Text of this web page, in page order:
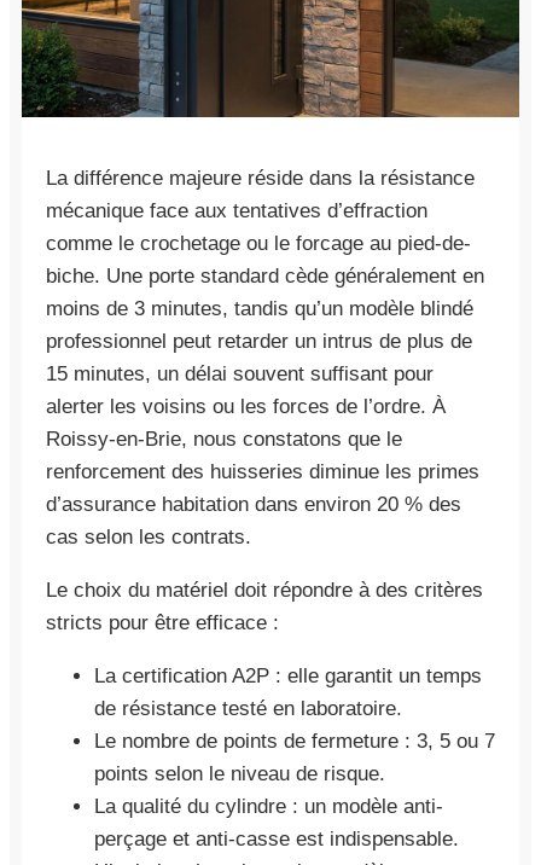
La différence majeure réside dans la résistance
mécanique face aux tentatives d’effraction
comme le crochetage ou le forcage au pied-de-
biche. Une porte standard cède généralement en
moins de 3 minutes, tandis qu’un modèle blindé
professionnel peut retarder un intrus de plus de
15 minutes, un délai souvent suffisant pour
alerter les voisins ou les forces de l’ordre. À
Roissy-en-Brie, nous constatons que le
renforcement des huisseries diminue les primes
d’assurance habitation dans environ 20 % des
cas selon les contrats.
Le choix du matériel doit répondre à des critères
stricts pour être efficace :
La certification A2P : elle garantit un temps
de résistance testé en laboratoire.
Le nombre de points de fermeture : 3, 5 ou 7
points selon le niveau de risque.
La qualité du cylindre : un modèle anti-
perçage et anti-casse est indispensable.